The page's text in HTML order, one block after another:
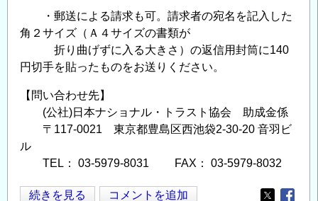
・郵送による請求も可。請求者の宛名を記入した
角２サイズ（Ａ４サイズの書類が
折り曲げずに入る大きさ）の返信用封筒に140
円切手を貼ったものをお送りください。
【問い合わせ先】
(公社)日本ナショナル・トラスト協会 助成金係
〒117-0021 東京都豊島区西池袋2-30-20 音羽ビ
ル
TEL： 03-5979-8031 FAX： 03-5979-8032
【助
続きを見る コメントを追加